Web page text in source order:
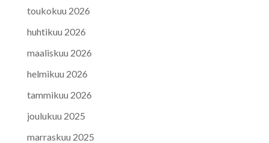
toukokuu 2026
huhtikuu 2026
maaliskuu 2026
helmikuu 2026
tammikuu 2026
joulukuu 2025
marraskuu 2025